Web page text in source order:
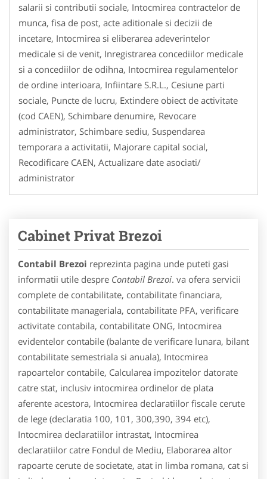
salarii si contributii sociale, Intocmirea contractelor de
munca, fisa de post, acte aditionale si decizii de
incetare, Intocmirea si eliberarea adeverintelor
medicale si de venit, Inregistrarea concediilor medicale
si a concediilor de odihna, Intocmirea regulamentelor
de ordine interioara, Infiintare S.R.L., Cesiune parti
sociale, Puncte de lucru, Extindere obiect de activitate
(cod CAEN), Schimbare denumire, Revocare
administrator, Schimbare sediu, Suspendarea
temporara a activitatii, Majorare capital social,
Recodificare CAEN, Actualizare date asociati/
administrator
Cabinet Privat Brezoi
Contabil Brezoi reprezinta pagina unde puteti gasi
informatii utile despre Contabil Brezoi. va ofera servicii
complete de contabilitate, contabilitate financiara,
contabilitate manageriala, contabilitate PFA, verificare
activitate contabila, contabilitate ONG, Intocmirea
evidentelor contabile (balante de verificare lunara, bilant
contabilitate semestriala si anuala), Intocmirea
rapoartelor contabile, Calcularea impozitelor datorate
catre stat, inclusiv intocmirea ordinelor de plata
aferente acestora, Intocmirea declaratiilor fiscale cerute
de lege (declaratia 100, 101, 300,390, 394 etc),
Intocmirea declaratiilor intrastat, Intocmirea
declaratiilor catre Fondul de Mediu, Elaborarea altor
rapoarte cerute de societate, atat in limba romana, cat si